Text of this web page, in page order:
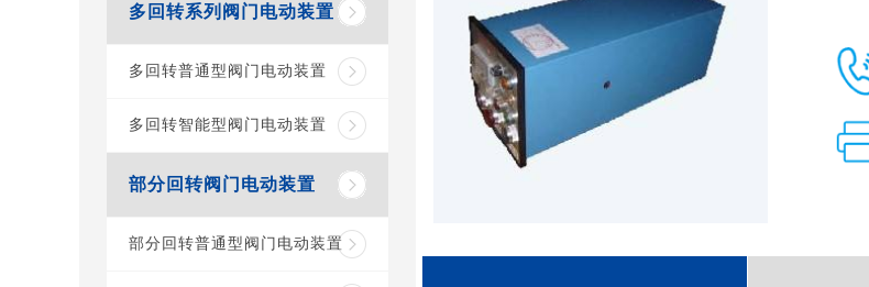
多回转系列阀门电动装置
多回转普通型阀门电动装置
多回转智能型阀门电动装置
部分回转阀门电动装置
部分回转普通型阀门电动装置